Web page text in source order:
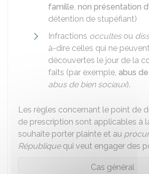
famille, non présentation
détention de stupéfiant)
Infractions occultesou
à-dire celles qui ne
découvertes le jour de la
faits (par exemple, abus
abus de bien sociaux).
Les règles concernant le point de
de prescription sont applicables à
souhaite porter plainte et au
Républiquequi veut engager des
Cas général